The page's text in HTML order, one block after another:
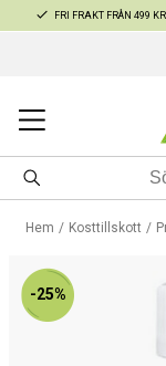
FRI FRAKT FRÅN 499 KR
Hem Kosttillskott
-25%